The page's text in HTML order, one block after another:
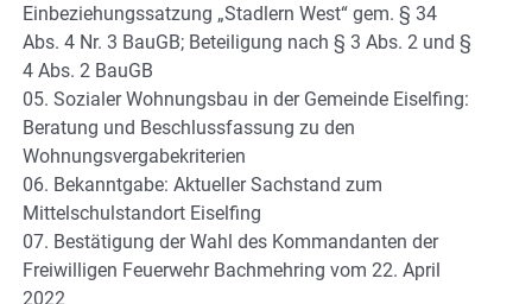
Einbeziehungssatzung „Stadlern West“ gem. § 34
Abs. 4 Nr. 3 BauGB; Beteiligung nach § 3 Abs. 2 und §
4 Abs. 2 BauGB
05. Sozialer Wohnungsbau in der Gemeinde Eiselfing:
Beratung und Beschlussfassung zu den
Wohnungsvergabekriterien
06. Bekanntgabe: Aktueller Sachstand zum
Mittelschulstandort Eiselfing
07. Bestätigung der Wahl des Kommandanten der
Freiwilligen Feuerwehr Bachmehring vom 22. April
2022